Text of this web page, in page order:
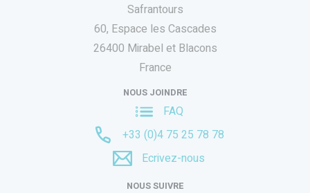
Safrantours
60, Espace les Cascades
26400 Mirabel et Blacons
France
NOUS JOINDRE
FAQ
+33 (0)4 75 25 78 78
Ecrivez-nous
NOUS SUIVRE